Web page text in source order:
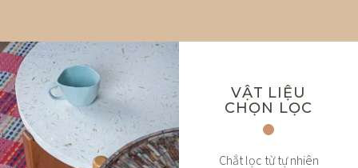
VẬT LIỆU
CHỌN LỌC
Chắt lọc từ tự nhiên